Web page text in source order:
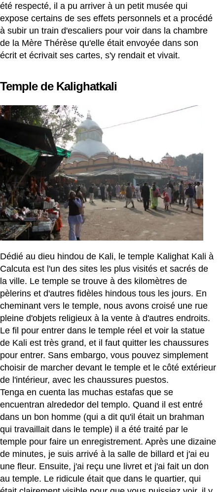
été respecté, il a pu arriver à un petit musée qui
expose certains de ses effets personnels et a procédé
à subir un train d'escaliers pour voir dans la chambre
de la Mère Thérèse qu'elle était envoyée dans son
écrit et écrivait ses cartes, s'y rendait et vivait.
Temple de Kalighatkali
Dédié au dieu hindou de Kali, le temple Kalighat Kali à
Calcuta est l'un des sites les plus visités et sacrés de
la ville. Le temple se trouve à des kilomètres de
pèlerins et d'autres fidèles hindous tous les jours. En
cheminant vers le temple, nous avons croisé une rue
pleine d'objets religieux à la vente à d'autres endroits.
Le fil pour entrer dans le temple réel et voir la statue
de Kali est très grand, et il faut quitter les chaussures
pour entrer. Sans embargo, vous pouvez simplement
choisir de marcher devant le temple et le côté extérieur
de l'intérieur, avec les chaussures puestos.
Tenga en cuenta las muchas estafas que se
encuentran alrededor del templo. Quand il est entré
dans un bon homme (qui a dit qu'il était un brahman
qui travaillait dans le temple) il a été traité par le
temple pour faire un enregistrement. Après une dizaine
de minutes, je suis arrivé à la salle de billard et j'ai eu
une fleur. Ensuite, j'ai reçu une livret et j'ai fait un don
au temple. Le ridicule était que dans le quartier, qui